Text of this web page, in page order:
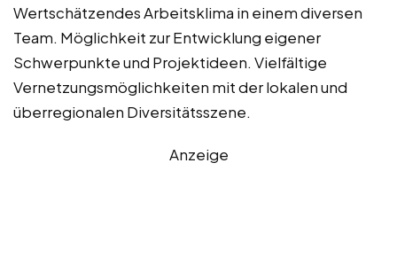
Wertschätzendes Arbeitsklima in einem diversen
Team. Möglichkeit zur Entwicklung eigener
Schwerpunkte und Projektideen. Vielfältige
Vernetzungsmöglichkeiten mit der lokalen und
überregionalen Diversitätsszene.
Anzeige